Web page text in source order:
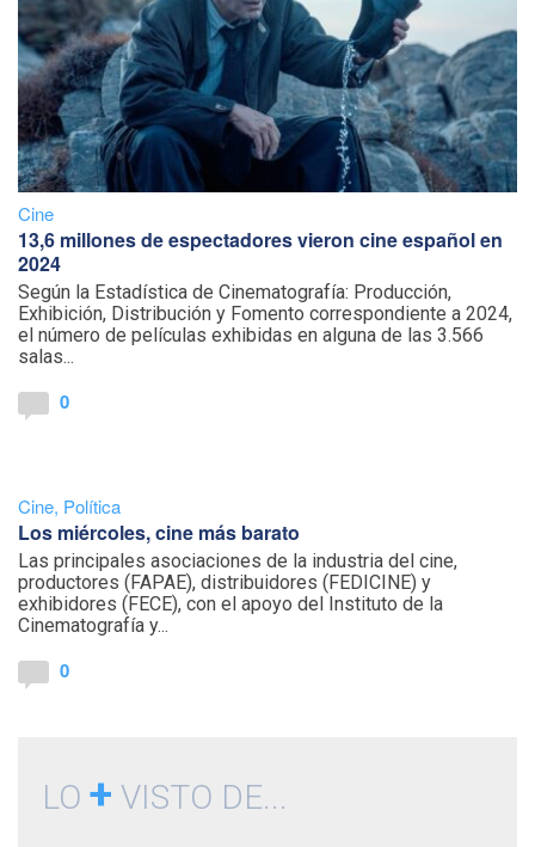
Cine
13,6 millones de espectadores vieron cine español en
2024
Según la Estadística de Cinematografía: Producción,
Exhibición, Distribución y Fomento correspondiente a 2024,
el número de películas exhibidas en alguna de las 3.566
salas...
0
Cine, Política
Los miércoles, cine más barato
Las principales asociaciones de la industria del cine,
productores (FAPAE), distribuidores (FEDICINE) y
exhibidores (FECE), con el apoyo del Instituto de la
Cinematografía y...
0
LO + VISTO DE...